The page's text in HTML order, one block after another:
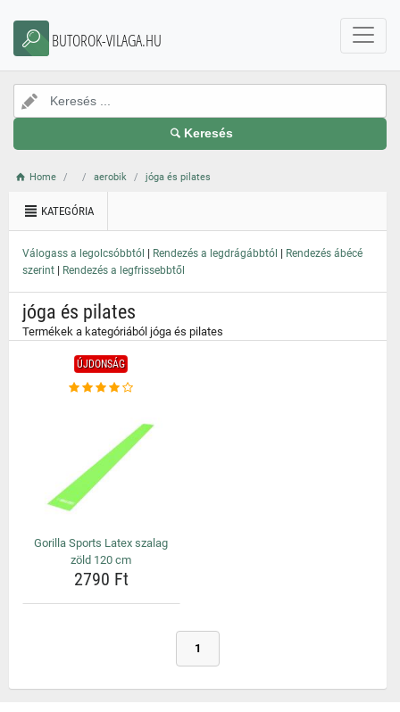
BUTOROK-VILAGA.HU
Keresés
Home aerobik jóga és pilates
KATEGÓRIA
Válogass a legolcsóbbtól | Rendezés a legdrágábbtól | Rendezés ábécé
szerint | Rendezés a legfrissebbtől
jóga és pilates
Termékek a kategóriából jóga és pilates
ÚJDONSÁG
Gorilla Sports Latex szalag
zöld 120 cm
2790 Ft
1